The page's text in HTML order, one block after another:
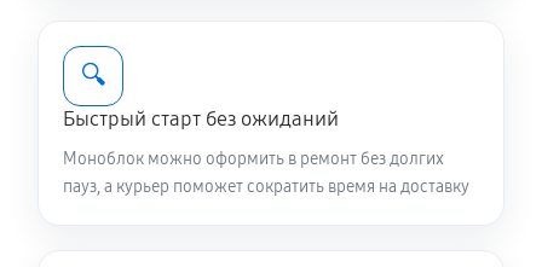
🔍
Быстрый старт без ожиданий
Моноблок можно оформить в ремонт без долгих
пауз, а курьер поможет сократить время на доставку